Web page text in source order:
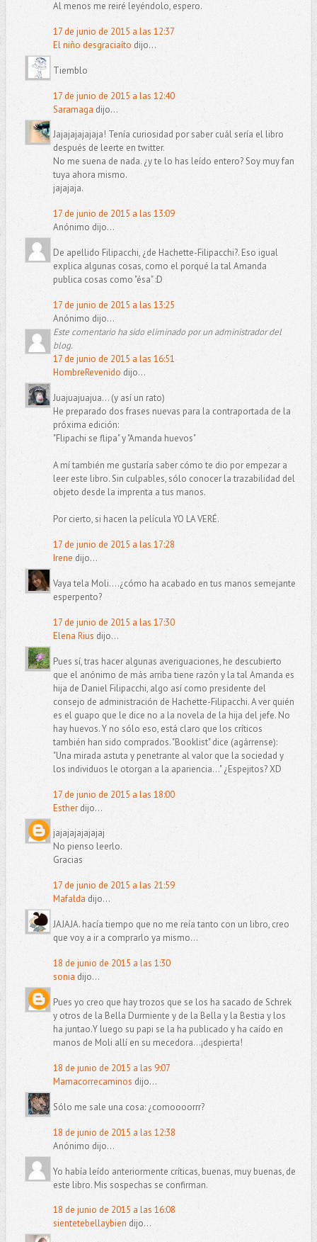
Al menos me reiré leyéndolo, espero.
17 de junio de 2015 a las 12:37
El niño desgraciaíto dijo...
Tiemblo
17 de junio de 2015 a las 12:40
Saramaga dijo...
Jajajajajajaja! Tenía curiosidad por saber cuál sería el libro
después de leerte en twitter.
No me suena de nada. ¿y te lo has leído entero? Soy muy fan
tuya ahora mismo.
jajajaja.
17 de junio de 2015 a las 13:09
Anónimo dijo...
De apellido Filipacchi, ¿de Hachette-Filipacchi?. Eso igual
explica algunas cosas, como el porqué la tal Amanda
publica cosas como "ésa" :D
17 de junio de 2015 a las 13:25
Anónimo dijo...
Este comentario ha sido eliminado por un administrador del
blog.
17 de junio de 2015 a las 16:51
HombreRevenido dijo...
Juajuajuajua... (y así un rato)
He preparado dos frases nuevas para la contraportada de la
próxima edición:
"Flipachi se flipa" y "Amanda huevos"
A mí también me gustaría saber cómo te dio por empezar a
leer este libro. Sin culpables, sólo conocer la trazabilidad del
objeto desde la imprenta a tus manos.
Por cierto, si hacen la película YO LA VERÉ.
17 de junio de 2015 a las 17:28
Irene dijo...
Vaya tela Moli....¿cómo ha acabado en tus manos semejante
esperpento?
17 de junio de 2015 a las 17:30
Elena Rius dijo...
Pues sí, tras hacer algunas averiguaciones, he descubierto
que el anónimo de más arriba tiene razón y la tal Amanda es
hija de Daniel Filipacchi, algo así como presidente del
consejo de administración de Hachette-Filipacchi. A ver quién
es el guapo que le dice no a la novela de la hija del jefe. No
hay huevos. Y no sólo eso, está claro que los críticos
también han sido comprados. "Booklist" dice (agárrense):
"Una mirada astuta y penetrante al valor que la sociedad y
los individuos le otorgan a la apariencia..." ¿Espejitos? XD
17 de junio de 2015 a las 18:00
Estherdijo...
jajajajajajajaj
No pienso leerlo.
Gracias
17 de junio de 2015 a las 21:59
Mafalda dijo...
JAJAJA. hacía tiempo que no me reía tanto con un libro, creo
que voy a ir a comprarlo ya mismo...
18 de junio de 2015 a las 1:30
sonia dijo...
Pues yo creo que hay trozos que se los ha sacado de Schrek
y otros de la Bella Durmiente y de la Bella y la Bestia y los
ha juntao.Y luego su papi se la ha publicado y ha caído en
manos de Moli allí en su mecedora...¡despierta!
18 de junio de 2015 a las 9:07
Mamacorrecaminos dijo...
Sólo me sale una cosa: ¿comoooorrr?
18 de junio de 2015 a las 12:38
Anónimo dijo...
Yo había leído anteriormente críticas, buenas, muy buenas, de
este libro. Mis sospechas se confirman.
18 de junio de 2015 a las 16:08
sientetebellaybien dijo...